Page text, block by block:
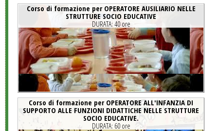
Corso di formazione per OPERATORE AUSILIARIO NELLE
STRUTTURE SOCIO EDUCATIVE
DURATA: 40 ore
Corso di formazione per OPERATORE ALL'INFANZIA DI
SUPPORTO ALLE FUNZIONI DIDATTICHE NELLE STRUTTURE
SOCIO EDUCATIVE.
DURATA: 60 ore